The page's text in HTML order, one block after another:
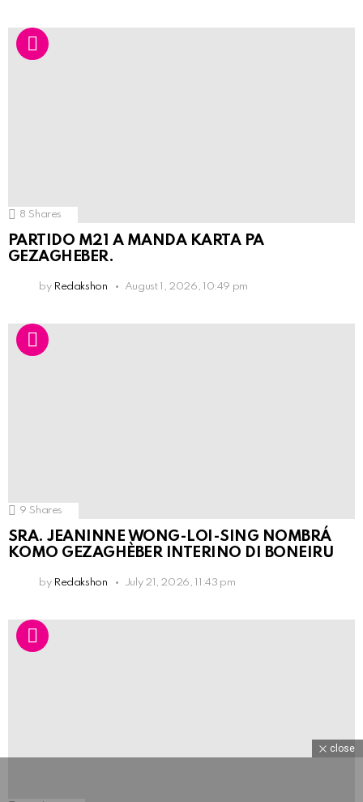
8 Shares
PARTIDO M21 A MANDA KARTA PA
GEZAGHEBER.
by Redakshon August 1, 2026, 10:49 pm
9 Shares
SRA. JEANINNE WONG-LOI-SING NOMBRÁ
KOMO GEZAGHÈBER INTERINO DI BONEIRU
by Redakshon July 21, 2026, 11:43 pm
close